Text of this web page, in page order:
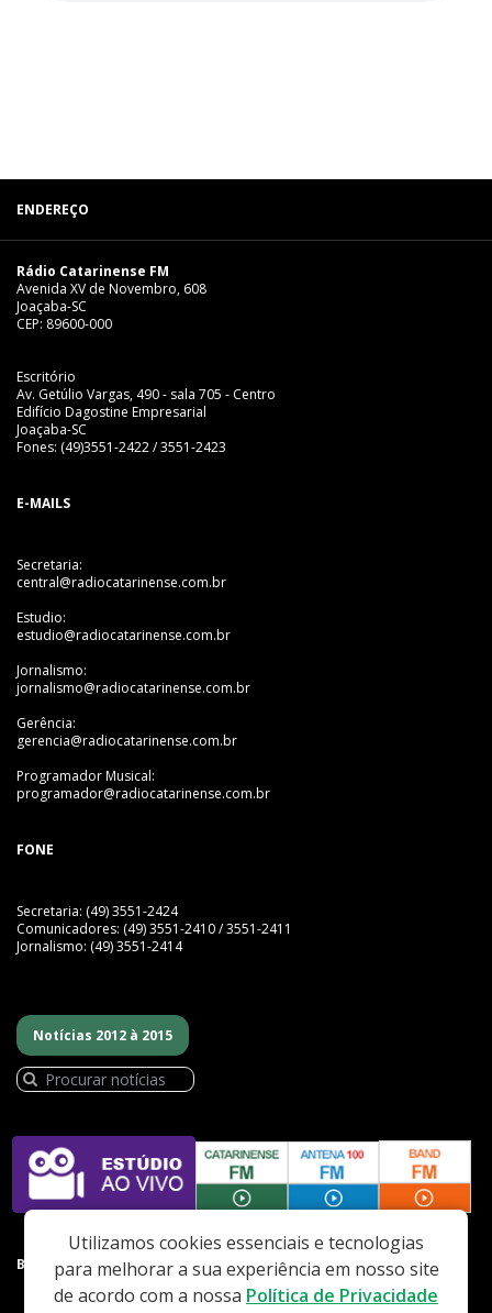
ENDEREÇO
Rádio Catarinense FM
Avenida XV de Novembro, 608
Joaçaba-SC
CEP: 89600-000
Escritório
Av. Getúlio Vargas, 490 - sala 705 - Centro
Edifício Dagostine Empresarial
Joaçaba-SC
Fones: (49)3551-2422 / 3551-2423
E-MAILS
Secretaria:
central@radiocatarinense.com.br
Estudio:
estudio@radiocatarinense.com.br
Jornalismo:
jornalismo@radiocatarinense.com.br
Gerência:
gerencia@radiocatarinense.com.br
Programador Musical:
programador@radiocatarinense.com.br
FONE
Secretaria: (49) 3551-2424
Comunicadores: (49) 3551-2410 / 3551-2411
Jornalismo: (49) 3551-2414
Notícias 2012 à 2015
BAIXE NOSSO APP
Utilizamos cookies essenciais e tecnologias
para melhorar a sua experiência em nosso site
de acordo com a nossa Política de Privacidade